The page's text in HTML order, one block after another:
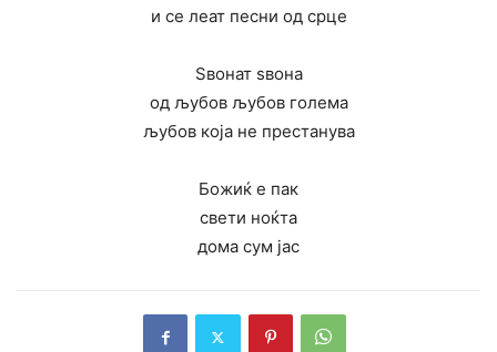
и се леат песни од срце
Ѕвонат ѕвона
од љубов љубов голема
љубов која не престанува
Божиќ е пак
свети ноќта
дома сум јас